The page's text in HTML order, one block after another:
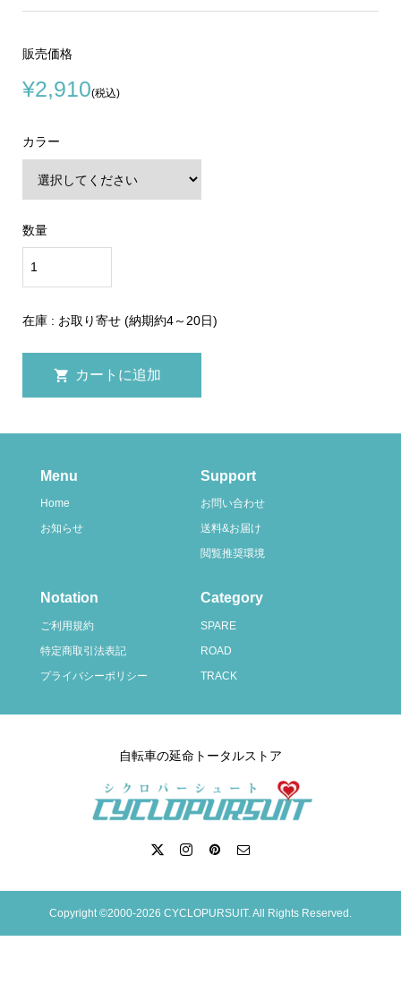
販売価格
¥2,910(税込)
カラー
数量
在庫 : お取り寄せ (納期約4～20日)
Menu
Home
お知らせ
Support
お問い合わせ
送料&お届け
閲覧推奨環境
Notation
ご利用規約
特定商取引法表記
プライバシーポリシー
Category
SPARE
ROAD
TRACK
自転車の延命トータルストア
Copyright ©2000-2026 CYCLOPURSUIT. All Rights Reserved.